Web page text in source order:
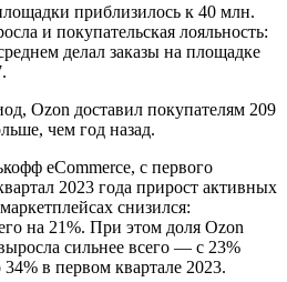
приблизилось к 40 млн.
и покупательская лояльность:
делал заказы на площадке
Ozon доставил покупателям 209
чем год назад.
eCommerce, с первого
2023 года прирост активных
снизился:
на 21%. При этом доля Ozon
сильнее всего — с 23%
в первом квартале 2023.